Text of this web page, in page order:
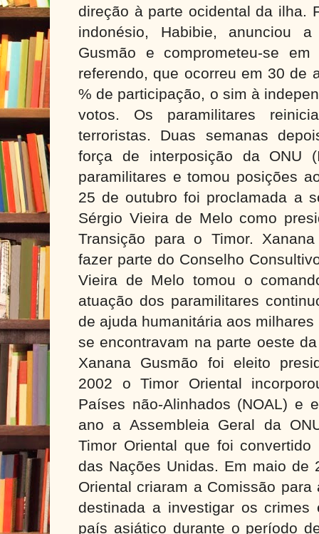
direção à parte ocidental da ilha.
indonésio, Habibie, anunciou
Gusmão e comprometeu-se
referendo, que ocorreu em 30 de
% de participação, o sim à
votos. Os paramilitares
terroristas. Duas semanas
força de interposição da ONU
paramilitares e tomou posições
25 de outubro foi proclamada a
Sérgio Vieira de Melo como
Transição para o Timor.
fazer parte do Conselho
Vieira de Melo tomou o
atuação dos paramilitares
de ajuda humanitária aos
se encontravam na parte oeste
Xanana Gusmão foi eleito
2002 o Timor Oriental
Países não-Alinhados (NOAL) e
ano a Assembleia Geral da
Timor Oriental que foi convertido
das Nações Unidas. Em maio de
Oriental criaram a Comissão
destinada a investigar os crimes
país asiático durante o período